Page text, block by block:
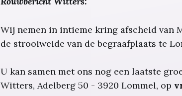
Wij nemen in intieme kring afscheid van
de strooiweide van de begraafplaats te
U kan samen met ons nog een laatste
Witters, Adelberg 50 - 3920 Lommel, op